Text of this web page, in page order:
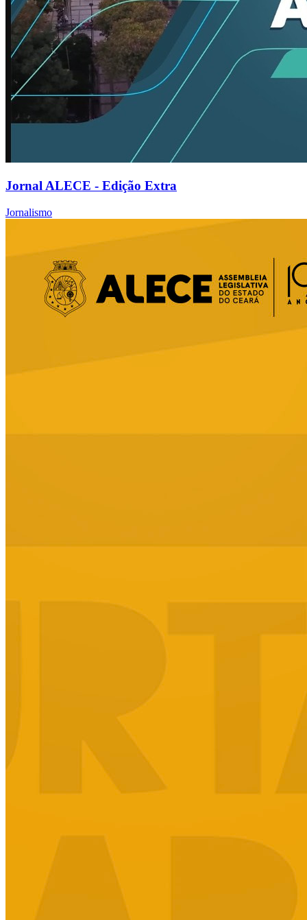
Jornal ALECE - Edição Extra
Jornalismo